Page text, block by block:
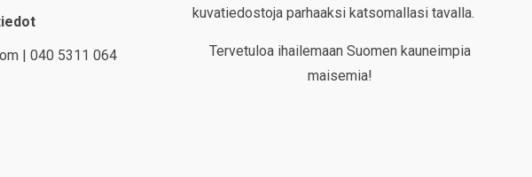
| 040 5311 064
kuvatiedostoja parhaaksi katsomallasi tavalla.
Tervetuloa ihailemaan Suomen kauneimpia
maisemia!